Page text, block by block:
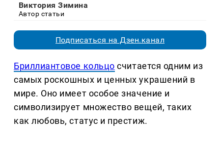
Виктория Зимина
Автор статьи
Подписаться на Дзен.канал
Бриллиантовое кольцо считается одним из
самых роскошных и ценных украшений в
мире. Оно имеет особое значение и
символизирует множество вещей, таких
как любовь, статус и престиж.